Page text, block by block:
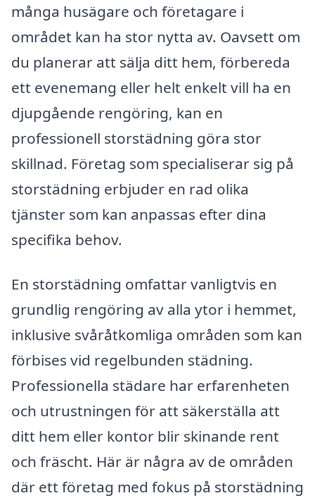
många husägare och företagare i
området kan ha stor nytta av. Oavsett om
du planerar att sälja ditt hem, förbereda
ett evenemang eller helt enkelt vill ha en
djupgående rengöring, kan en
professionell storstädning göra stor
skillnad. Företag som specialiserar sig på
storstädning erbjuder en rad olika
tjänster som kan anpassas efter dina
specifika behov.
En storstädning omfattar vanligtvis en
grundlig rengöring av alla ytor i hemmet,
inklusive svåråtkomliga områden som kan
förbises vid regelbunden städning.
Professionella städare har erfarenheten
och utrustningen för att säkerställa att
ditt hem eller kontor blir skinande rent
och fräscht. Här är några av de områden
där ett företag med fokus på storstädning